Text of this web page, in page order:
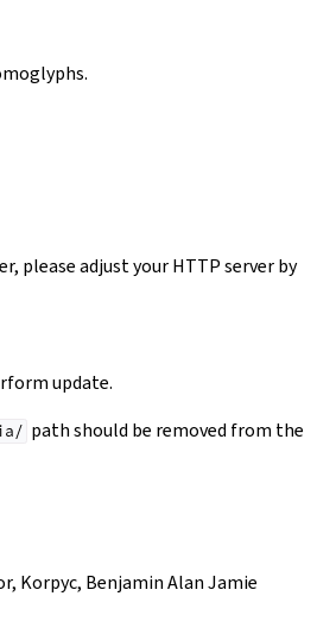
please adjust your HTTP server by
update.
path should be removed from the
Korpyc, Benjamin Alan Jamie